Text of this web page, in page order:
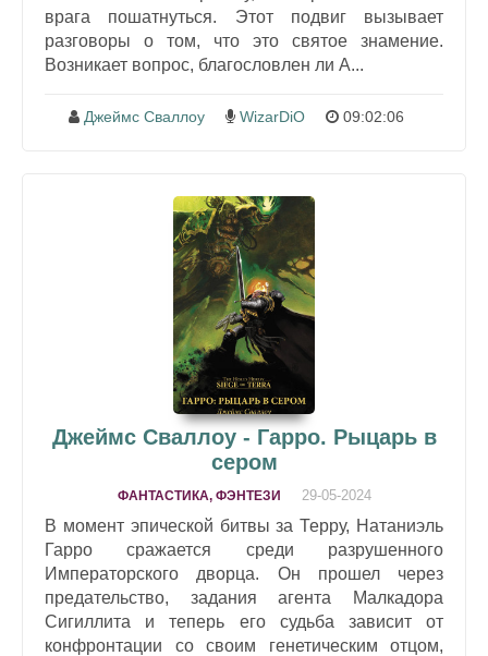
врага пошатнуться. Этот подвиг вызывает
разговоры о том, что это святое знамение.
Возникает вопрос, благословлен ли А...
Джеймс Сваллоу WizarDiO 09:02:06
Джеймс Сваллоу - Гарро. Рыцарь в
сером
ФАНТАСТИКА, ФЭНТЕЗИ 29-05-2024
В момент эпической битвы за Терру, Натаниэль
Гарро сражается среди разрушенного
Императорского дворца. Он прошел через
предательство, задания агента Малкадора
Сигиллита и теперь его судьба зависит от
конфронтации со своим генетическим отцом,